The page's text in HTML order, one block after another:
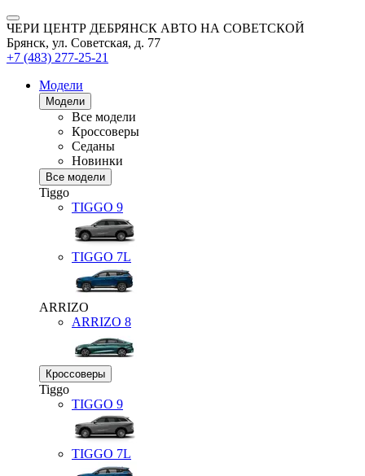
ЧЕРИ ЦЕНТР ДЕБРЯНСК АВТО НА СОВЕТСКОЙ
Брянск, ул. Советская, д. 77
+7 (483) 277-25-21
Модели
Модели
Все модели
Кроссоверы
Седаны
Новинки
Все модели
Tiggo
TIGGO 9
TIGGO 7L
ARRIZO
ARRIZO 8
Кроссоверы
Tiggo
TIGGO 9
TIGGO 7L